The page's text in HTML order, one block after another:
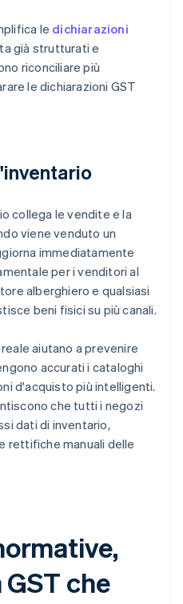
le dichiarazioni
già strutturati e
riconciliare più
le dichiarazioni GST
collega le vendite e la
viene venduto un
immediatamente
per i venditori al
alberghiero e qualsiasi
beni fisici su più canali.
aiutano a prevenire
accurati i cataloghi
d'acquisto più intelligenti.
che tutti i negozi
dati di inventario,
rettifiche manuali delle
che